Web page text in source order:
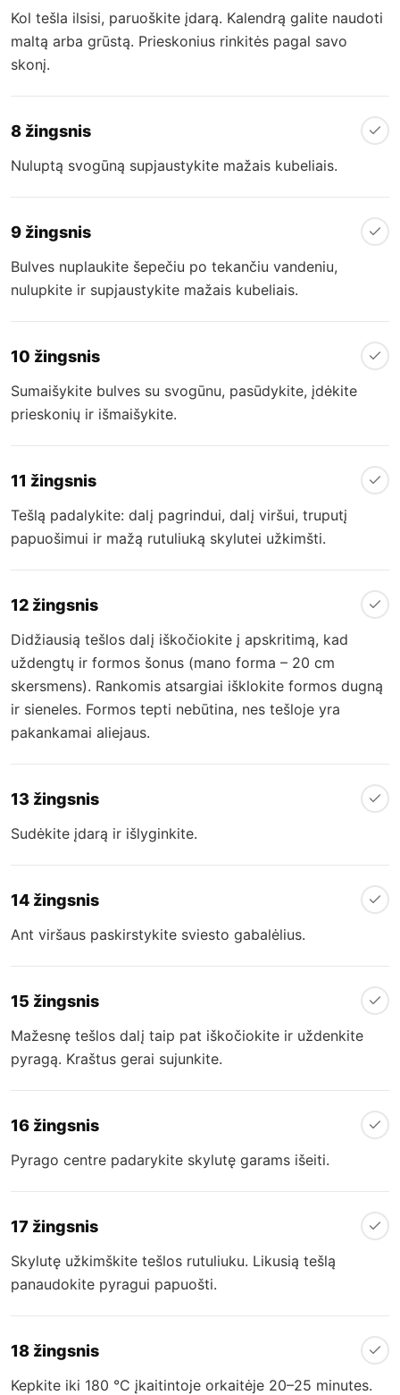
Kol tešla ilsisi, paruoškite įdarą. Kalendrą galite naudoti
maltą arba grūstą. Prieskonius rinkitės pagal savo
skonį.
8 žingsnis
Nuluptą svogūną supjaustykite mažais kubeliais.
9 žingsnis
Bulves nuplaukite šepečiu po tekančiu vandeniu,
nulupkite ir supjaustykite mažais kubeliais.
10 žingsnis
Sumaišykite bulves su svogūnu, pasūdykite, įdėkite
prieskonių ir išmaišykite.
11 žingsnis
Tešlą padalykite: dalį pagrindui, dalį viršui, truputį
papuošimui ir mažą rutuliuką skylutei užkimšti.
12 žingsnis
Didžiausią tešlos dalį iškočiokite į apskritimą, kad
uždengtų ir formos šonus (mano forma – 20 cm
skersmens). Rankomis atsargiai išklokite formos dugną
ir sieneles. Formos tepti nebūtina, nes tešloje yra
pakankamai aliejaus.
13 žingsnis
Sudėkite įdarą ir išlyginkite.
14 žingsnis
Ant viršaus paskirstykite sviesto gabalėlius.
15 žingsnis
Mažesnę tešlos dalį taip pat iškočiokite ir uždenkite
pyragą. Kraštus gerai sujunkite.
16 žingsnis
Pyrago centre padarykite skylutę garams išeiti.
17 žingsnis
Skylutę užkimškite tešlos rutuliuku. Likusią tešlą
panaudokite pyragui papuošti.
18 žingsnis
Kepkite iki 180 °C įkaitintoje orkaitėje 20–25 minutes.